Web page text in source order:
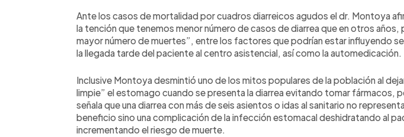
Ante los casos de mortalidad por cuadros diarreicos agudos el dr. Montoya
la tención que tenemos menor número de casos de diarrea que en otros años,
mayor número de muertes”, entre los factores que podrían estar influyendo
la llegada tarde del paciente al centro asistencial, así como la automedicación.
Inclusive Montoya desmintió uno de los mitos populares de la población al
limpie” el estomago cuando se presenta la diarrea evitando tomar fármacos,
señala que una diarrea con más de seis asientos o idas al sanitario no
beneficio sino una complicación de la infección estomacal deshidratando al
incrementando el riesgo de muerte.